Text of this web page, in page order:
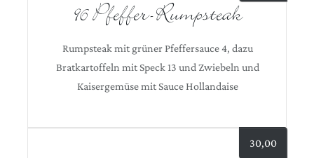
96 Pfeffer-Rumpsteak
Rumpsteak mit grüner Pfeffersauce 4, dazu
Bratkartoffeln mit Speck 13 und Zwiebeln und
Kaisergemüse mit Sauce Hollandaise
30,00